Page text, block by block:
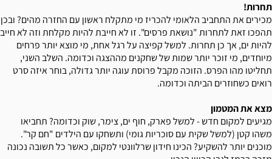
תחרות!
מכירים את התחביב הלאומי להכריז מי מתקלח ראשון עם החזרה מהים? ובכן
תהפכו זאת לתחרות "נושאת פרסים". זו לא חייבת להיות מקלחת וזה לא חייב
להיות ים, אך כן תחרות. למשל קפיצה על רגל אחת, מי מוצא יותר פרחים
מיוחדים, מי זוכר יותר שמות של שחקנים מההצגה וכדומה. השלב השני,
תחליטו מהו הפרס. הזוכה מקבל פרוסת עוגה יותר גדולה, בוחר איזה סרט
רואים כשחוזרים הביתה וכדומה.
מצא את המטמון
מגיעים למקום חדש - למשל פארק, חוף ים, צימר, שוק וכדומה? תחביאו
משהו קטן (למשל שקית עם סוכריות גומי) ותשחקו עם הילדים "חם קר".
מוכנים יותר להשקיע? הכינו חידון שרלוונטי למקום, כאשר כל תשובה נכונה